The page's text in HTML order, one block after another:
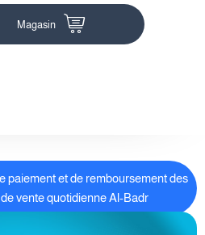
Magasin
paiement et de remboursement des
vente quotidienne Al-Badr